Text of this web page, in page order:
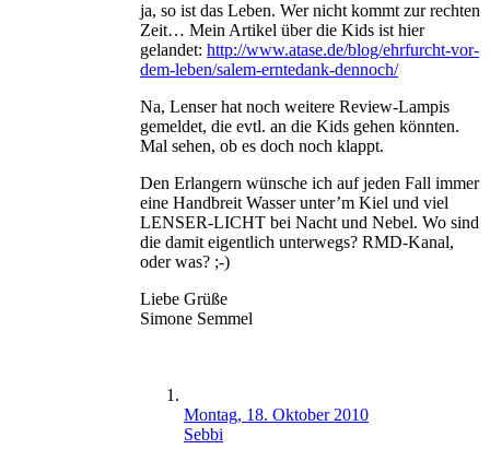
ja, so ist das Leben. Wer nicht kommt zur rechten
Zeit… Mein Artikel über die Kids ist hier
gelandet: http://www.atase.de/blog/ehrfurcht-vor-
dem-leben/salem-erntedank-dennoch/
Na, Lenser hat noch weitere Review-Lampis
gemeldet, die evtl. an die Kids gehen könnten.
Mal sehen, ob es doch noch klappt.
Den Erlangern wünsche ich auf jeden Fall immer
eine Handbreit Wasser unter’m Kiel und viel
LENSER-LICHT bei Nacht und Nebel. Wo sind
die damit eigentlich unterwegs? RMD-Kanal,
oder was? ;-)
Liebe Grüße
Simone Semmel
Montag, 18. Oktober 2010
Sebbi